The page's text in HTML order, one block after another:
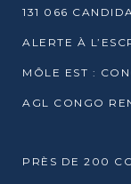
131 066
PRÈS DE 200